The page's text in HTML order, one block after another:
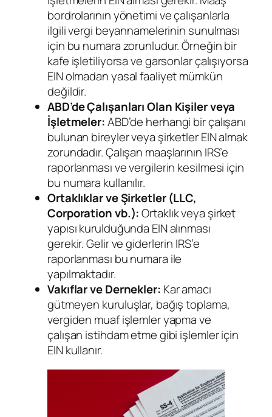
bordrolarının yönetimi ve çalışanlarla
ilgili vergi beyannamelerinin sunulması
için bu numara zorunludur. Örneğin bir
kafe işletiliyorsa ve garsonlar çalışıyorsa
EIN olmadan yasal faaliyet mümkün
değildir.
ABD’de Çalışanları Olan Kişiler veya
İşletmeler:ABD’de herhangi bir çalışanı
bulunan bireyler veya şirketler EIN almak
zorundadır. Çalışan maaşlarının IRS’e
raporlanması ve vergilerin kesilmesi için
bu numara kullanılır.
Ortaklıklar ve Şirketler (LLC,
Corporation vb.):Ortaklık veya şirket
yapısı kurulduğunda EIN alınması
gerekir. Gelir ve giderlerin IRS’e
raporlanması bu numara ile
yapılmaktadır.
Vakıflar ve Dernekler: Kar amacı
gütmeyen kuruluşlar, bağış toplama,
vergiden muaf işlemler yapma ve
çalışan istihdam etme gibi işlemler için
EIN kullanır.